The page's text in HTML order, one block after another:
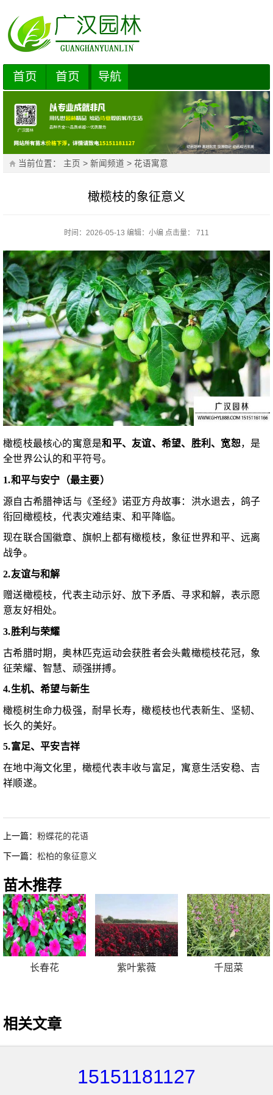
首页 首页 导航
当前位置： 主页 >新闻频道 >花语寓意
橄榄枝的象征意义
时间：2026-05-13 编辑： 小编 点击量： 711
橄榄枝最核心的寓意是和平、友谊、希望、胜利、宽恕，是
全世界公认的和平符号。
1.和平与安宁（最主要）
源自古希腊神话与《圣经》诺亚方舟故事：洪水退去，鸽子
衔回橄榄枝，代表灾难结束、和平降临。
现在联合国徽章、旗帜上都有橄榄枝，象征世界和平、远离
战争。
2.友谊与和解
赠送橄榄枝，代表主动示好、放下矛盾、寻求和解，表示愿
意友好相处。
3.胜利与荣耀
古希腊时期，奥林匹克运动会获胜者会头戴橄榄枝花冠，象
征荣耀、智慧、顽强拼搏。
4.生机、希望与新生
橄榄树生命力极强，耐旱长寿，橄榄枝也代表新生、坚韧、
长久的美好。
5.富足、平安吉祥
在地中海文化里，橄榄代表丰收与富足，寓意生活安稳、吉
祥顺遂。
上一篇：粉蝶花的花语
下一篇：松柏的象征意义
苗木推荐
长春花 紫叶紫薇 千屈菜
相关文章
15151181127